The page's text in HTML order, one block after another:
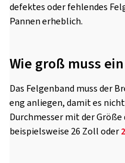
defektes oder fehlendes
Pannen erheblich.
Wie groß muss
Das Felgenband muss der
eng anliegen, damit es
Durchmesser mit der
beispielsweise 26 Zoll oder